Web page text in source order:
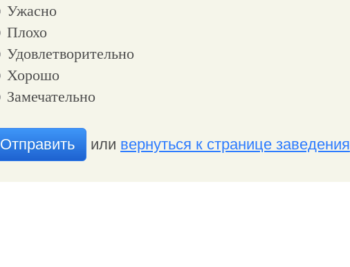
Ужасно
Плохо
Удовлетворительно
Хорошо
Замечательно
Отправить или вернуться к странице заведения